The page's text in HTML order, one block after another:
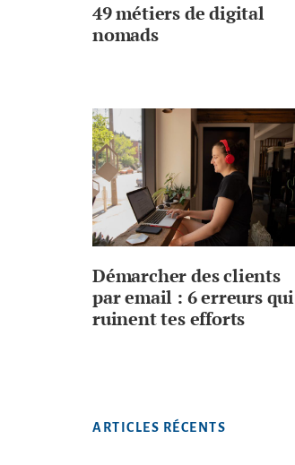
49 métiers de digital
nomads
Démarcher des clients
par email : 6 erreurs qui
ruinent tes efforts
ARTICLES RÉCENTS